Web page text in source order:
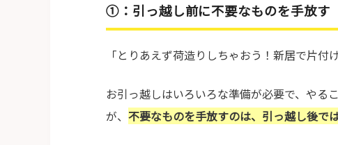
①：引っ越し前に不要なものを手放す
「とりあえず荷造りしちゃおう！新居で片付
お引っ越しはいろいろな準備が必要で、やる
が、 不要なものを手放すのは、引っ越し後で